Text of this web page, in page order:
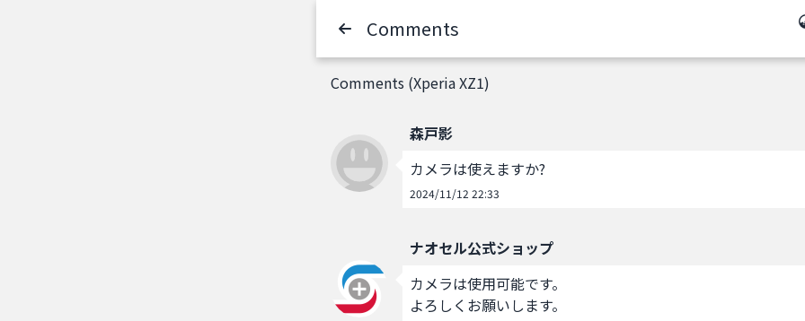
Comments
Comments (Xperia XZ1)
森戸影
カメラは使えますか?
2024/11/12 22:33
ナオセル公式ショップ
カメラは使用可能です。
よろしくお願いします。